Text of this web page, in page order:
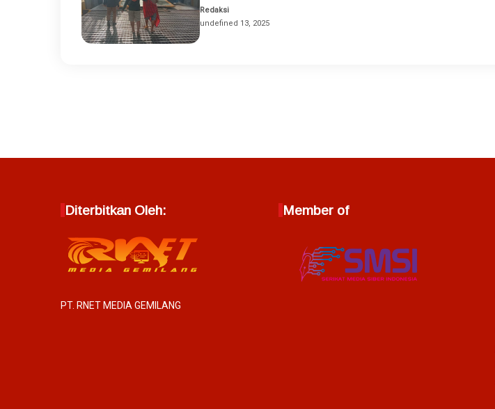
Redaksi
undefined 13, 2025
Diterbitkan Oleh:
PT. RNET MEDIA GEMILANG
Member of